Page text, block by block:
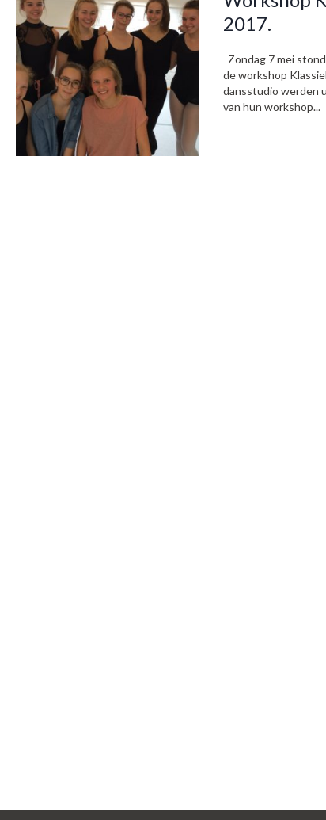
2017.
Zondag 7 mei
de workshop
dansstudio werden
van hun workshop...